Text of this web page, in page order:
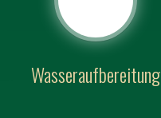
Wasseraufbereitung